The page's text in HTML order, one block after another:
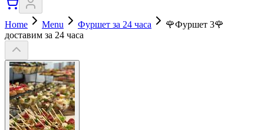
Home Menu Фуршет за 24 часа
🌹Фуршет 3🌹
доставим за 24 часа